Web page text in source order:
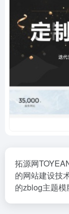
拓源网
的网站建设技
的zblog主题模